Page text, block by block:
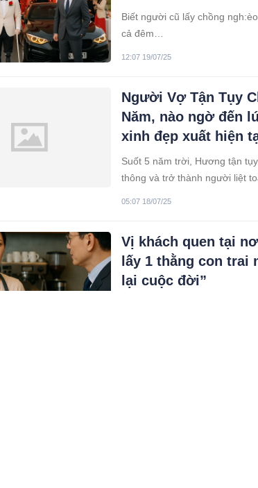
Biết người cũ lấy chồng
cả đêm…
12:07 19/07/25
Người Vợ Tận Tụy
Năm, nào ngờ đến
xinh đẹp xuất hiện
Suốt 5 năm trời, Hương tận
thông và trở thành người liệt
05:07 18/07/25
Vị khách quen tại
lấy 1 thằng con trai
lại cuộc đời”